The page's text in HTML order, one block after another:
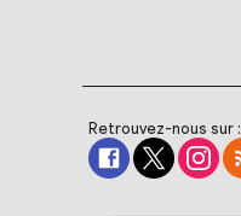
Retrouvez-nous sur :